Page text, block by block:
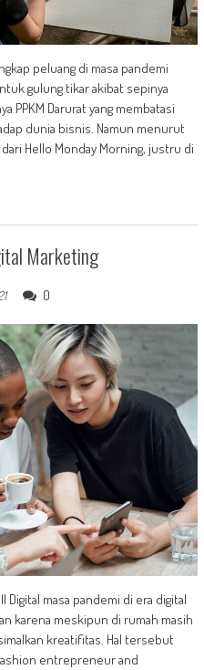
peluang di masa pandemi
gulung tikar akibat sepinya
PPKM Darurat yang membatasi
dunia bisnis. Namun menurut
Hello Monday Morning, justru di
Marketing
0
Digital masa pandemi di era digital
karena meskipun di rumah masih
kreatifitas. Hal tersebut
entrepreneur and